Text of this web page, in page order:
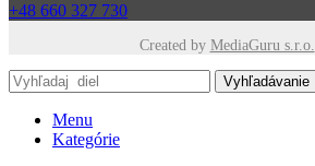
+48 660 327 730
Created by MediaGuru s.r.o.
Vyhľadávanie
Menu
Kategórie